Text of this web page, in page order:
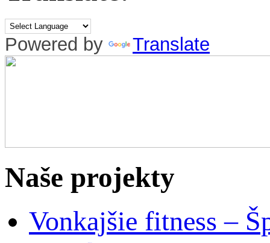
Powered by Translate
Naše projekty
Vonkajšie fitness –